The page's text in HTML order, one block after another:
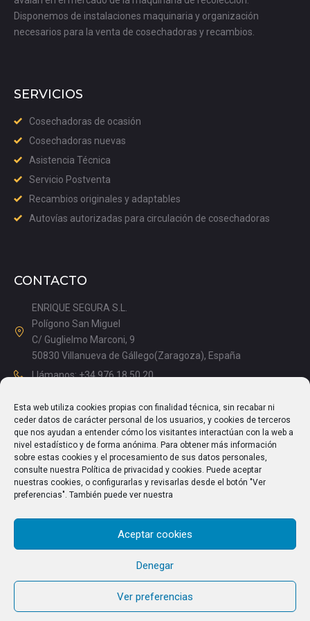
Esta web utiliza cookies propias con finalidad técnica, sin recabar ni
ceder datos de carácter personal de los usuarios, y cookies de terceros
que nos ayudan a entender cómo los visitantes interactúan con la web a
nivel estadístico y de forma anónima. Para obtener más información
sobre estas cookies y el procesamiento de sus datos personales,
consulte nuestra Política de privacidad y cookies. Puede aceptar
nuestras cookies, o configurarlas y revisarlas desde el botón "Ver
preferencias". También puede ver nuestra
Aceptar cookies
Denegar
Ver preferencias
Disponemos de instalaciones maquinaria y organización
necesarios para la venta de cosechadoras y recambios.
SERVICIOS
Cosechadoras de ocasión
Cosechadoras nuevas
Asistencia Técnica
Servicio Postventa
Recambios originales y adaptables
Autovías autorizadas para circulación de cosechadoras
CONTACTO
ENRIQUE SEGURA S.L.
Polígono San Miguel
C/ Guglielmo Marconi, 9
50830 Villanueva de Gállego(Zaragoza), España
Llámanos: +34 976 18 50 20
Tardes: 14.00 – 17.15
info@enriquesegura.com
TEXTOS LEGALES
Aviso Legal
Política de Privacidad